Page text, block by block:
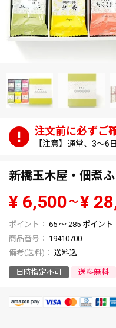
【注意】通常、3～6
新橋玉木屋・佃煮
¥ 6,500 〜¥
65 〜 285 ポイント
商品番号
19410700
送料込
日時指定不可 送料無料